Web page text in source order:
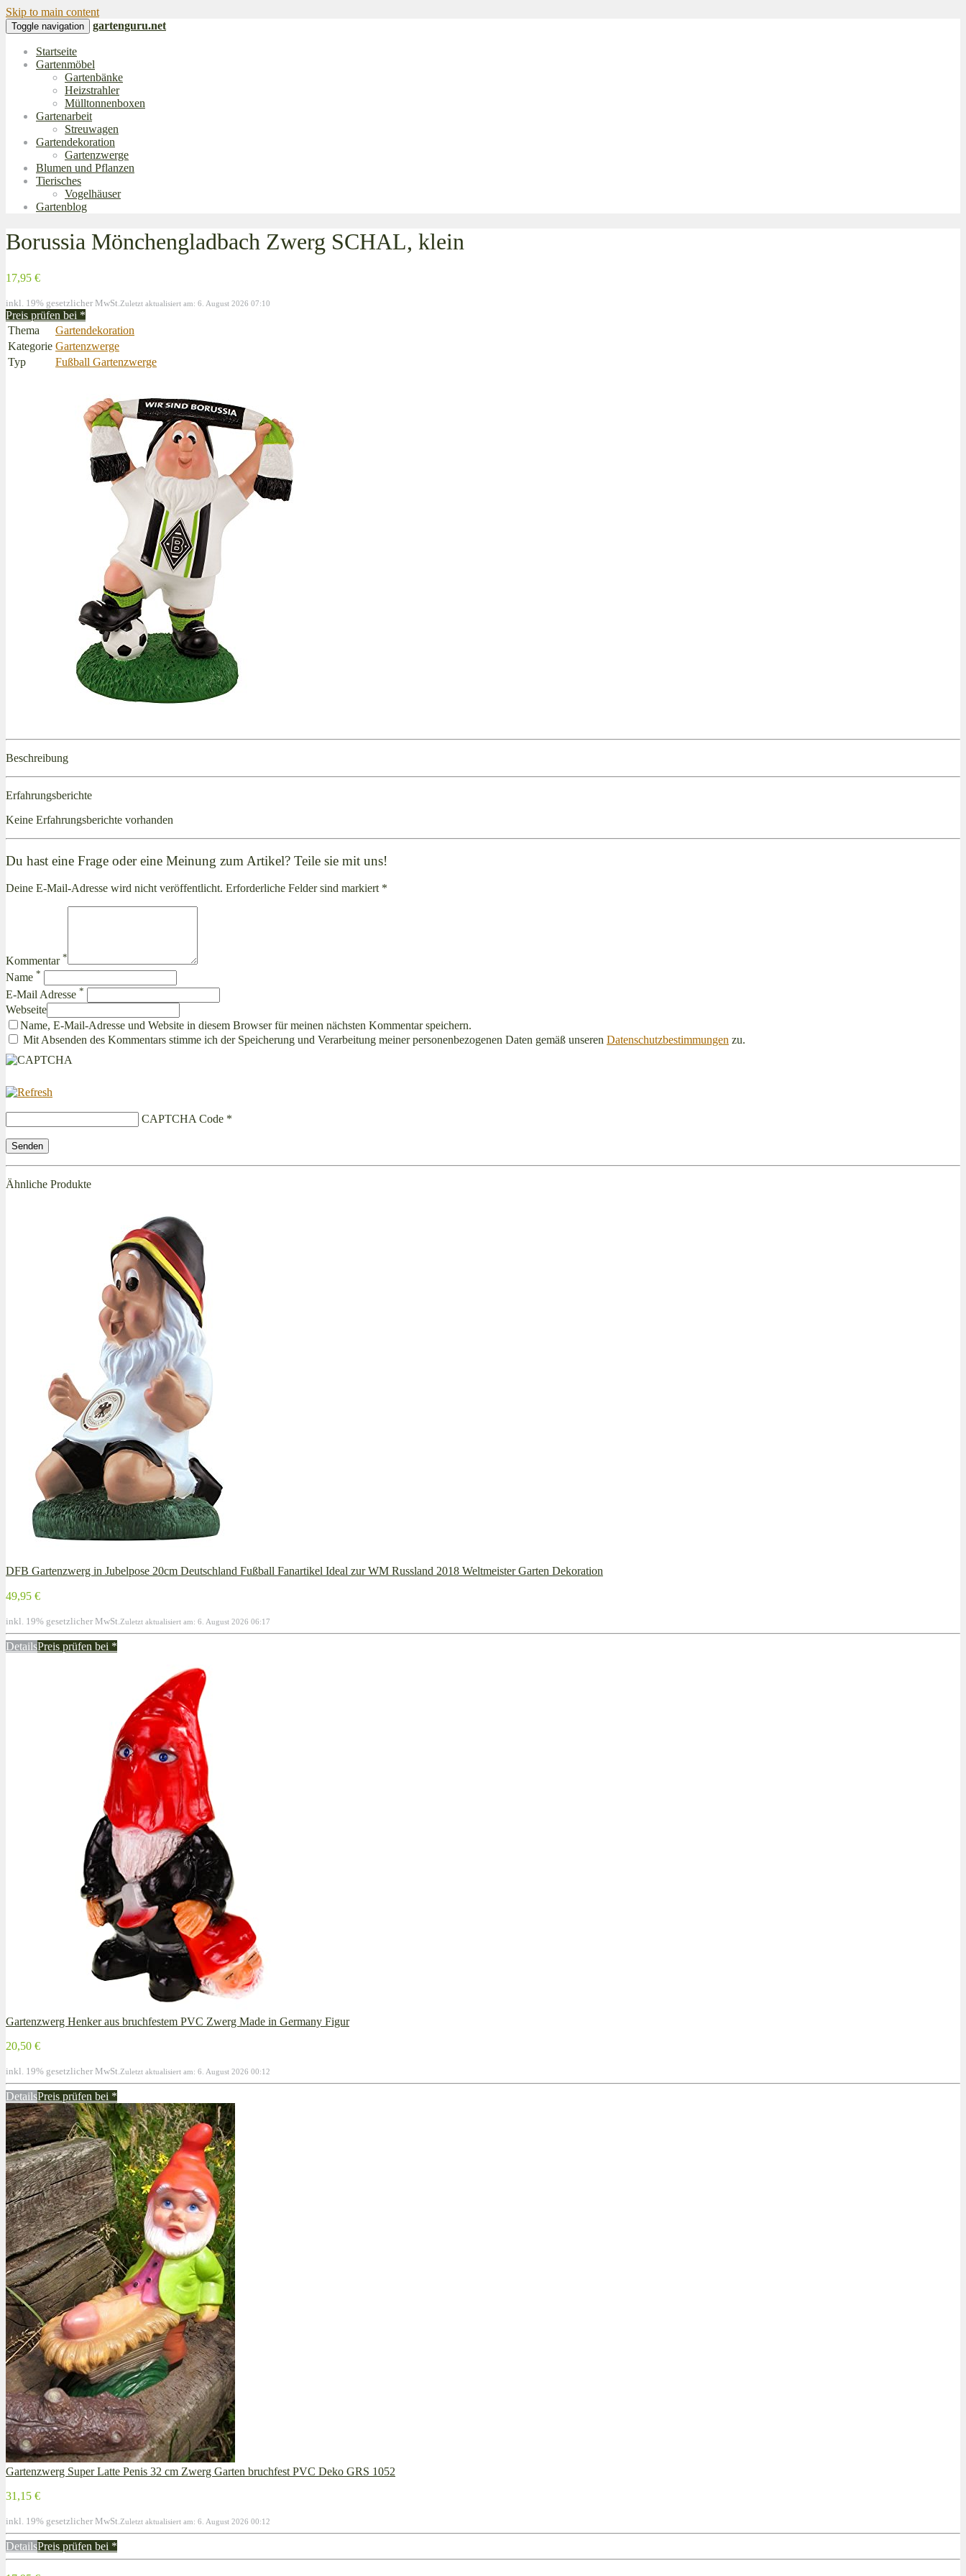
Skip to main content
Toggle navigation gartenguru.net
Startseite
Gartenmöbel
Gartenbänke
Heizstrahler
Mülltonnenboxen
Gartenarbeit
Streuwagen
Gartendekoration
Gartenzwerge
Blumen und Pflanzen
Tierisches
Vogelhäuser
Gartenblog
Borussia Mönchengladbach Zwerg SCHAL, klein
17,95 €
inkl. 19% gesetzlicher MwSt. Zuletzt aktualisiert am: 6. August 2026 07:10
Preis prüfen bei *
Thema
Gartendekoration
Kategorie Gartenzwerge
Typ
Fußball Gartenzwerge
Beschreibung
Erfahrungsberichte
Keine Erfahrungsberichte vorhanden
Du hast eine Frage oder eine Meinung zum Artikel? Teile sie mit uns!
Deine E-Mail-Adresse wird nicht veröffentlicht. Erforderliche Felder sind markiert *
Kommentar *
Name *
E-Mail Adresse *
Webseite
Name, E-Mail-Adresse und Website in diesem Browser für meinen nächsten Kommentar speichern.
Mit Absenden des Kommentars stimme ich der Speicherung und Verarbeitung meiner personenbezogenen Daten gemäß unseren Datenschutzbestimmungen zu.
CAPTCHA Code *
Ähnliche Produkte
DFB Gartenzwerg in Jubelpose 20cm Deutschland Fußball Fanartikel Ideal zur WM Russland 2018 Weltmeister Garten Dekoration
49,95 €
inkl. 19% gesetzlicher MwSt. Zuletzt aktualisiert am: 6. August 2026 06:17
DetailsPreis prüfen bei *
Gartenzwerg Henker aus bruchfestem PVC Zwerg Made in Germany Figur
20,50 €
inkl. 19% gesetzlicher MwSt. Zuletzt aktualisiert am: 6. August 2026 00:12
DetailsPreis prüfen bei *
Gartenzwerg Super Latte Penis 32 cm Zwerg Garten bruchfest PVC Deko GRS 1052
31,15 €
inkl. 19% gesetzlicher MwSt. Zuletzt aktualisiert am: 6. August 2026 00:12
DetailsPreis prüfen bei *